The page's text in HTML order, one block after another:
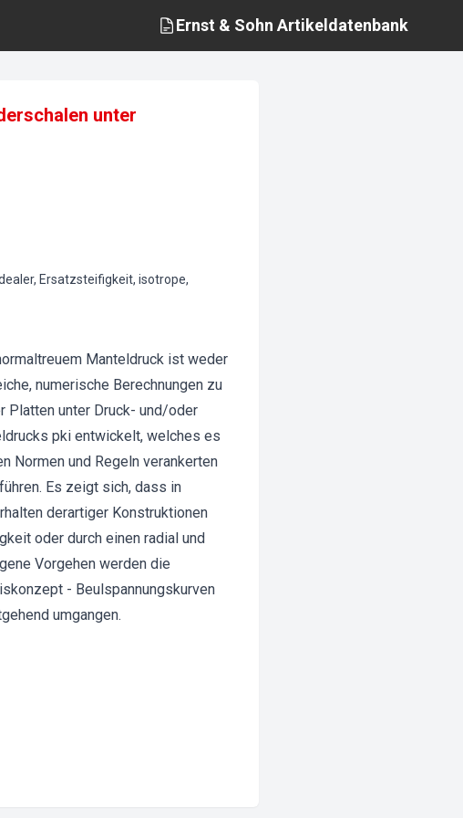
Ernst & Sohn Artikeldatenbank
unter
Ersatzsteifigkeit, isotrope,
Manteldruck ist weder
numerische Berechnungen zu
Platten unter Druck- und/oder
pki entwickelt, welches es
Normen und Regeln verankerten
Es zeigt sich, dass in
derartiger Konstruktionen
oder durch einen radial und
Vorgehen werden die
- Beulspannungskurven
umgangen.